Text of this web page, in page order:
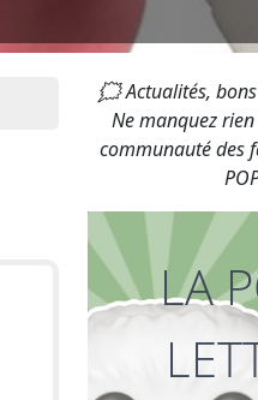
🗯 Actualités,
Ne manquez
communauté des
LA